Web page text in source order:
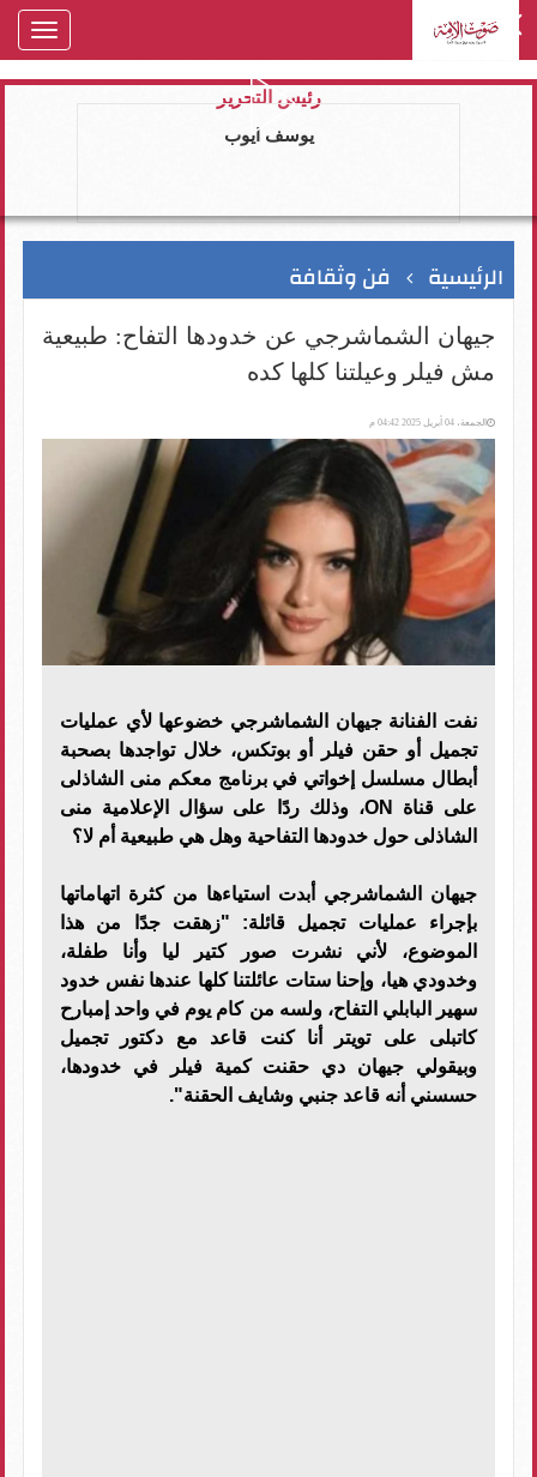
رئيس التحرير
يوسف ايوب
الرئيسية فن وثقافة
جيهان الشماشرجي عن خدودها التفاح: طبيعية
مش فيلر وعيلتنا كلها كده
الجمعة، 04 أبريل 2025 04:42 م
نفت الفنانة جيهان الشماشرجي خضوعها لأي عمليات
تجميل أو حقن فيلر أو بوتكس، خلال تواجدها بصحبة
أبطال مسلسل إخواتي في برنامج معكم منى الشاذلى
على قناة ON، وذلك ردًا على سؤال الإعلامية منى
الشاذلى حول خدودها التفاحية وهل هي طبيعية أم لا؟
جيهان الشماشرجي أبدت استياءها من كثرة اتهاماتها
بإجراء عمليات تجميل قائلة: "زهقت جدًا من هذا
الموضوع، لأني نشرت صور كتير ليا وأنا طفلة،
وخدودي هيا، وإحنا ستات عائلتنا كلها عندها نفس خدود
سهير البابلي التفاح، ولسه من كام يوم في واحد إمبارح
كاتبلى على تويتر أنا كنت قاعد مع دكتور تجميل
وبيقولي جيهان دي حقنت كمية فيلر في خدودها،
حسسني أنه قاعد جنبي وشايف الحقنة".